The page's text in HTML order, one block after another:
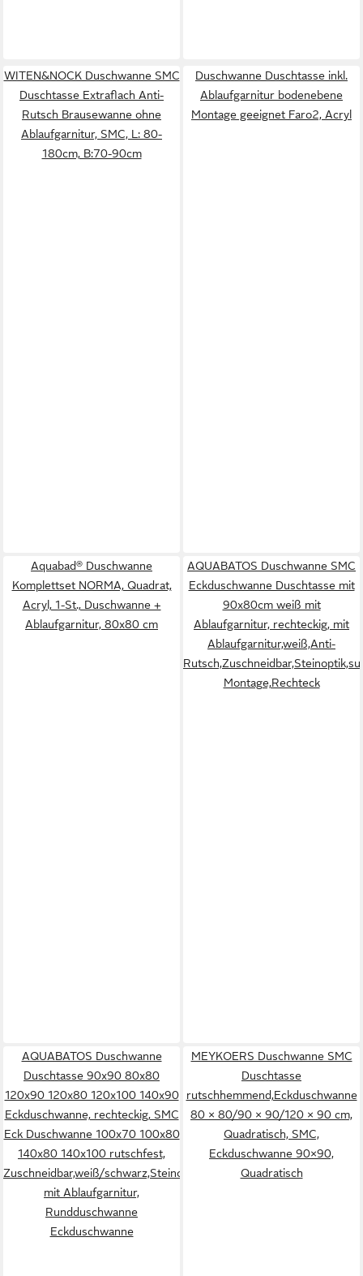
WITEN&NOCK Duschwanne SMC
Duschtasse Extraflach Anti-
Rutsch Brausewanne ohne
Ablaufgarnitur, SMC, L: 80-
180cm, B:70-90cm
Duschwanne Duschtasse inkl.
Ablaufgarnitur bodenebene
Montage geeignet Faro2, Acryl
Aquabad® Duschwanne
Komplettset NORMA, Quadrat,
Acryl, 1-St., Duschwanne +
Ablaufgarnitur, 80x80 cm
AQUABATOS Duschwanne SMC
Eckduschwanne Duschtasse mit
90x80cm weiß mit
Ablaufgarnitur, rechteckig, mit
Ablaufgarnitur,weiß,Anti-
Montage,Rechteck
AQUABATOS Duschwanne
Duschtasse 90x90 80x80
120x90 120x80 120x100 140x90
Eckduschwanne, rechteckig, SMC
Eck Duschwanne 100x70 100x80
140x80 140x100 rutschfest,
Zuschneidbar,weiß/schwarz,Steinoptik,superflach,
mit Ablaufgarnitur,
Rundduschwanne
Eckduschwanne
MEYKOERS Duschwanne SMC
Duschtasse
rutschhemmend,Eckduschwanne
80 × 80/90 × 90/120 × 90 cm,
Quadratisch, SMC,
Eckduschwanne 90×90,
Quadratisch